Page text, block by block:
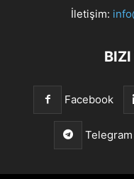
İletişim:
Facebook
Telegram